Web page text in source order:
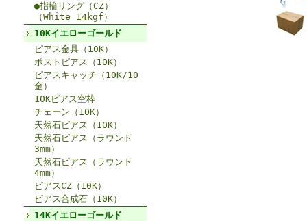
●指輪リング（CZ）
（White 14kgf）
10Kイエローゴールド
ピアス金具（10K）
ポストピアス（10K）
ピアスキャッチ（10K/10
金）
10Kピアス空枠
チェーン（10K）
天然石ピアス（10K）
天然石ピアス（ラウンド
3mm）
天然石ピアス（ラウンド
4mm）
ピアスCZ（10K）
ピアス合成石（10K）
14Kイエローゴールド